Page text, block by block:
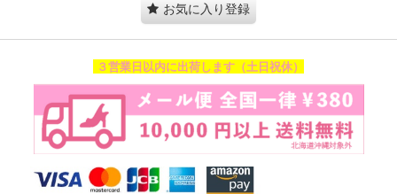
お気に入り登録
３営業日以内に出荷します（土日祝休）